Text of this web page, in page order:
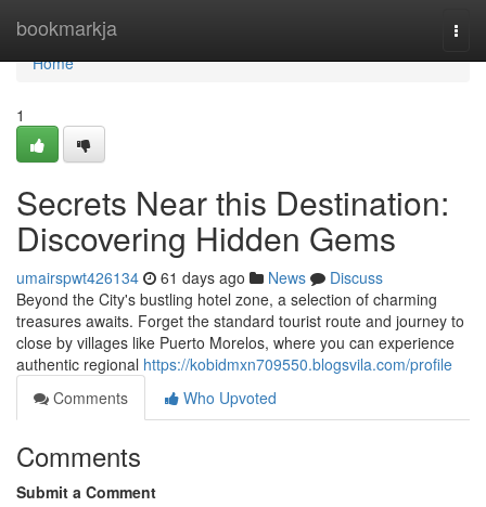
bookmarkja
Home
Home
1
Secrets Near this Destination:
Discovering Hidden Gems
umairspwt426134 61 days ago News
Discuss
Beyond the City's bustling hotel zone, a selection of charming
treasures awaits. Forget the standard tourist route and journey to
close by villages like Puerto Morelos, where you can experience
authentic regional https://kobidmxn709550.blogsvila.com/profile
Comments
Who Upvoted
Comments
Submit a Comment